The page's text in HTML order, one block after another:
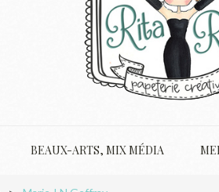
BEAUX-ARTS, MIX MÉDIA